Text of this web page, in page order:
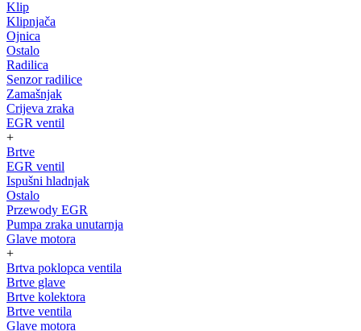
Klip
Klipnjača
Ojnica
Ostalo
Radilica
Senzor radilice
Zamašnjak
Crijeva zraka
EGR ventil
+
Brtve
EGR ventil
Ispušni hladnjak
Ostalo
Przewody EGR
Pumpa zraka unutarnja
Glave motora
+
Brtva poklopca ventila
Brtve glave
Brtve kolektora
Brtve ventila
Glave motora